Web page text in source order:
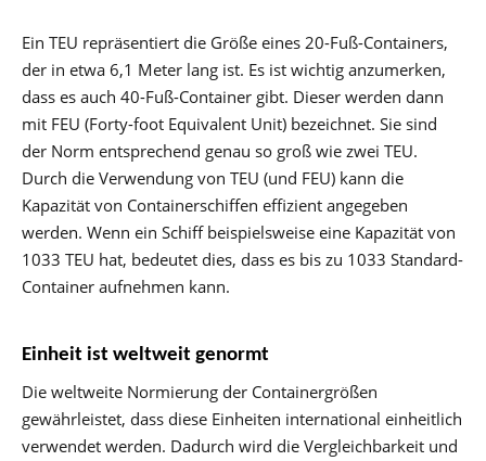
Ein TEU repräsentiert die Größe eines 20-Fuß-Containers,
der in etwa 6,1 Meter lang ist. Es ist wichtig anzumerken,
dass es auch 40-Fuß-Container gibt. Dieser werden dann
mit FEU (Forty-foot Equivalent Unit) bezeichnet. Sie sind
der Norm entsprechend genau so groß wie zwei TEU.
Durch die Verwendung von TEU (und FEU) kann die
Kapazität von Containerschiffen effizient angegeben
werden. Wenn ein Schiff beispielsweise eine Kapazität von
1033 TEU hat, bedeutet dies, dass es bis zu 1033 Standard-
Container aufnehmen kann.
Einheit ist weltweit genormt
Die weltweite Normierung der Containergrößen
gewährleistet, dass diese Einheiten international einheitlich
verwendet werden. Dadurch wird die Vergleichbarkeit und